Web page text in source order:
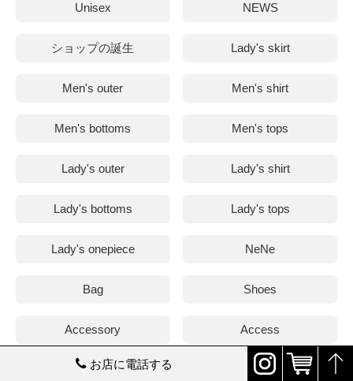
お店に電話する
Unisex NEWS
ショップの誕生 Lady's skirt
Men's outer Men's shirt
Men's bottoms Men's tops
Lady's outer Lady's shirt
Lady's bottoms Lady's tops
Lady's onepiece NeNe
Bag Shoes
Accessory Access
Coordinate NC festa